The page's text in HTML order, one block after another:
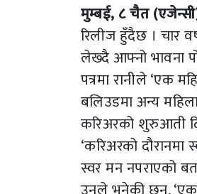
मुम्बई, ८ चैत
रिलीज हुँदैछ । चार
लेख्दै आफ्नो भावना
पत्रमा रानीले ‘एक
बलिउडमा अन्य
करिअरको शुरुआती
‘करिअरको
स्वर मन नपराएको